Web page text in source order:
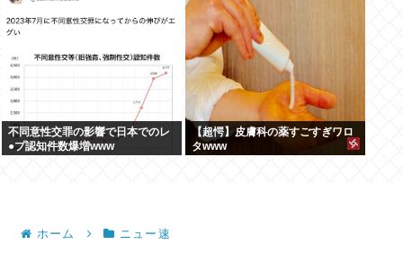
不同意性交罪の影響で日本でのレ
●プ認知件数爆増www
【超愕】皮膚科の薬すごすぎワロ
タwww
ホーム ニュー速